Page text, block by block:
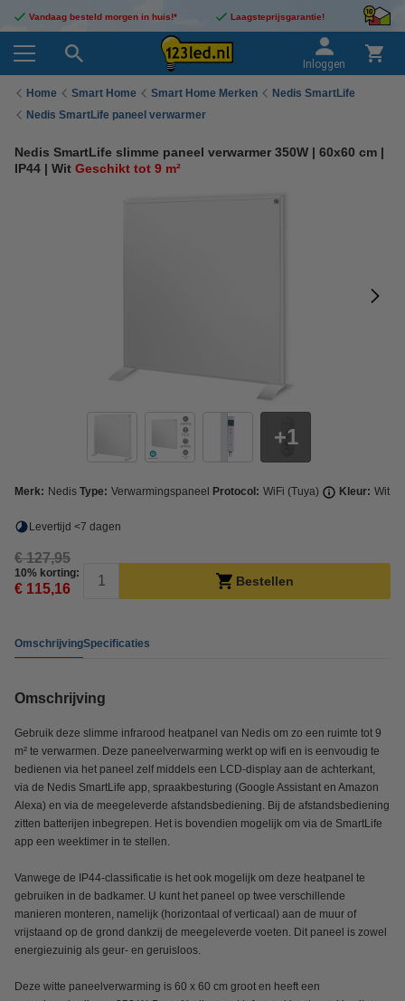
Vandaag besteld morgen in huis!* Laagsteprijsgarantie!
Inloggen
Home Smart Home Smart Home Merken
Nedis SmartLife
Nedis SmartLife paneel verwarmer
Nedis SmartLife slimme paneel verwarmer 350W | 60x60 cm |
IP44 | Wit Geschikt tot 9 m²
1
Merk: Nedis Type: Verwarmingspaneel Protocol: WiFi (Tuya) Kleur: Wit
Levertijd <7 dagen
€ 127,95
10% korting:
€ 115,16 Bestellen
OmschrijvingSpecificaties
Omschrijving
Gebruik deze slimme infrarood heatpanel van Nedis om zo een ruimte tot 9
m² te verwarmen. Deze paneelverwarming werkt op wifi en is eenvoudig te
bedienen via het paneel zelf middels een LCD-display aan de achterkant,
via de Nedis SmartLife app, spraakbesturing (Google Assistant en Amazon
Alexa) en via de meegeleverde afstandsbediening. Bij de afstandsbediening
zitten batterijen inbegrepen. Het is bovendien mogelijk om via de SmartLife
app een weektimer in te stellen.
Vanwege de IP44-classificatie is het ook mogelijk om deze heatpanel te
gebruiken in de badkamer. U kunt het paneel op twee verschillende
manieren monteren, namelijk (horizontaal of verticaal) aan de muur of
vrijstaand op de grond dankzij de meegeleverde voeten. Dit paneel is zowel
energiezuinig als geur- en geruisloos.
Deze witte paneelverwarming is 60 x 60 cm groot en heeft een